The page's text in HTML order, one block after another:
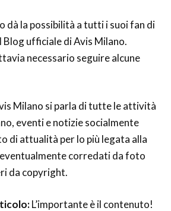
dà la possibilità a tutti i suoi fan di
ufficiale di Avis Milano.
necessario seguire alcune
Milano si parla di tutte le attività
eventi e notizie socialmente
di attualità per lo più legata alla
corredati da foto
da copyright.
L’importante è il contenuto!